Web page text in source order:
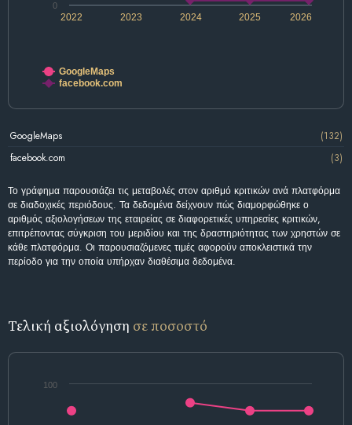
2022 2024 2026
2023 2025
0
GoogleMaps
facebook.com
GoogleMaps
(132)
facebook.com
(3)
Το γράφημα παρουσιάζει τις μεταβολές στον αριθμό κριτικών ανά πλατφόρμα
σε διαδοχικές περιόδους. Τα δεδομένα δείχνουν πώς διαμορφώθηκε ο
αριθμός αξιολογήσεων της εταιρείας σε διαφορετικές υπηρεσίες κριτικών,
επιτρέποντας σύγκριση του μεριδίου και της δραστηριότητας των χρηστών σε
κάθε πλατφόρμα. Οι παρουσιαζόμενες τιμές αφορούν αποκλειστικά την
περίοδο για την οποία υπήρχαν διαθέσιμα δεδομένα.
Τελική αξιολόγηση σε ποσοστό
100